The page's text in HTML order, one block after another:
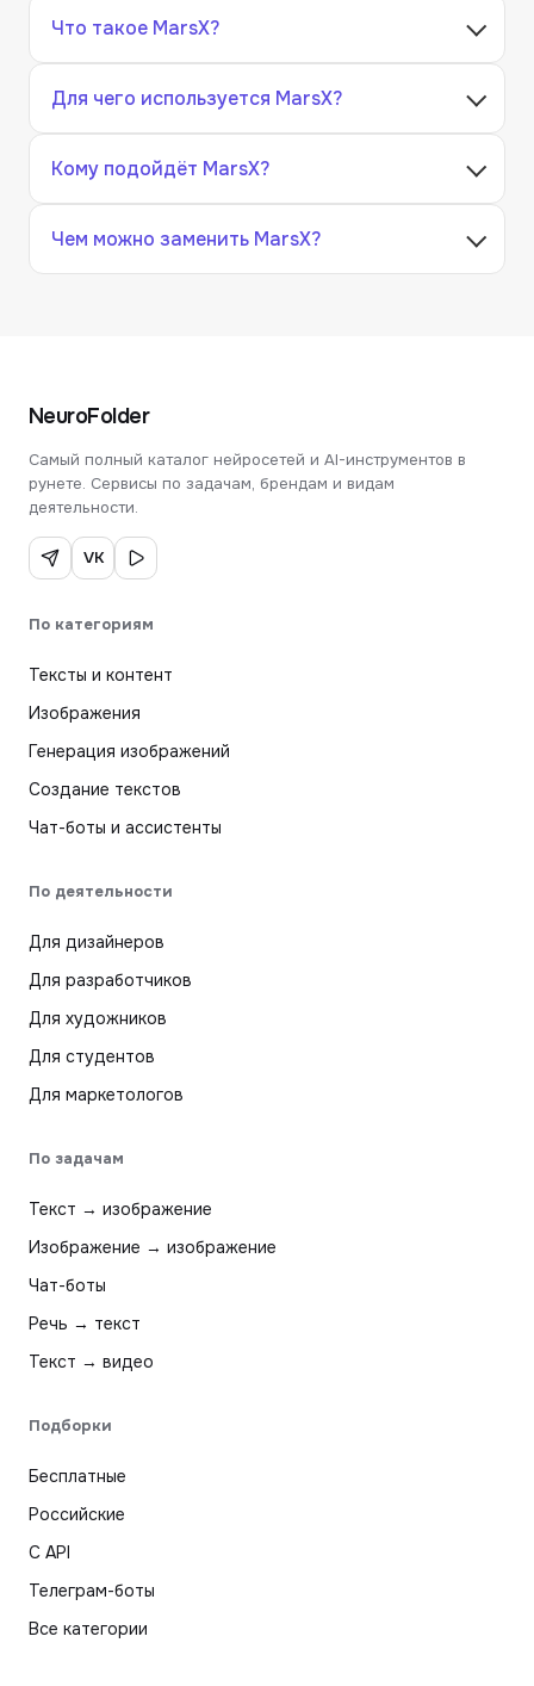
Что такое MarsX?
Для чего используется MarsX?
Кому подойдёт MarsX?
Чем можно заменить MarsX?
NeuroFolder
Самый полный каталог нейросетей и AI-инструментов в
рунете. Сервисы по задачам, брендам и видам
деятельности.
VK
По категориям
Тексты и контент
Изображения
Генерация изображений
Создание текстов
Чат-боты и ассистенты
По деятельности
Для дизайнеров
Для разработчиков
Для художников
Для студентов
Для маркетологов
По задачам
Текст → изображение
Изображение → изображение
Чат-боты
Речь → текст
Текст → видео
Подборки
Бесплатные
Российские
С API
Телеграм-боты
Все категории